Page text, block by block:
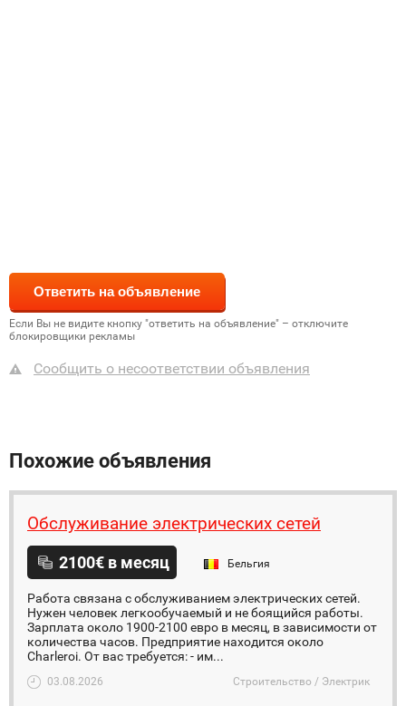
Если Вы не видите кнопку "ответить на объявление" – отключите
блокировщики рекламы
Сообщить о несоответствии объявления
Похожие объявления
Обслуживание электрических сетей
2100€ в месяц Бельгия
Работа связана с обслуживанием электрических сетей.
Нужен человек легкообучаемый и не боящийся работы.
Зарплата около 1900-2100 евро в месяц, в зависимости от
количества часов. Предприятие находится около
Charleroi. От вас требуется: - им...
03.08.2026 Строительство / Электрик